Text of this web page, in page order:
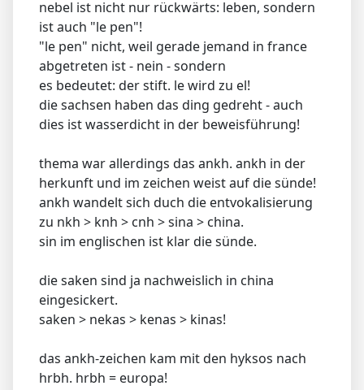
nebel ist nicht nur rückwärts: leben, sondern
ist auch "le pen"!
"le pen" nicht, weil gerade jemand in france
abgetreten ist - nein - sondern
es bedeutet: der stift. le wird zu el!
die sachsen haben das ding gedreht - auch
dies ist wasserdicht in der beweisführung!
thema war allerdings das ankh. ankh in der
herkunft und im zeichen weist auf die sünde!
ankh wandelt sich duch die entvokalisierung
zu nkh > knh > cnh > sina > china.
sin im englischen ist klar die sünde.
die saken sind ja nachweislich in china
eingesickert.
saken > nekas > kenas > kinas!
das ankh-zeichen kam mit den hyksos nach
hrbh. hrbh = europa!